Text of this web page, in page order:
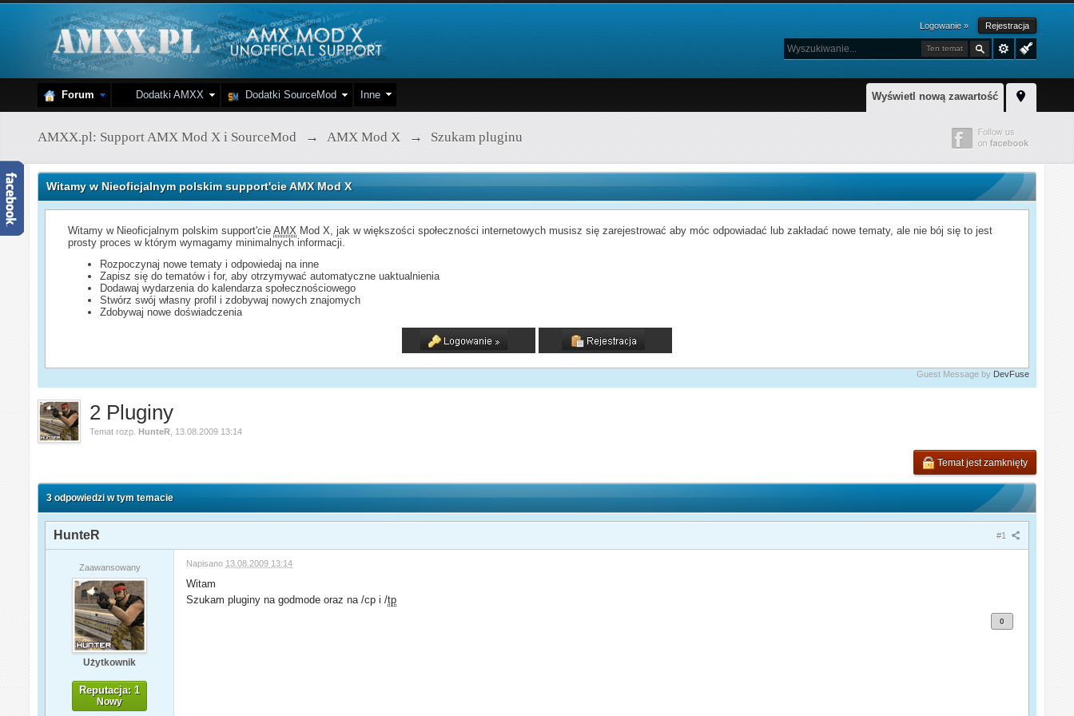
Logowanie » Rejestracja
Ten temat
Wyświetl nową zawartość
Forum Dodatki AMXX Dodatki SourceMod Inne
AMXX.pl: Support AMX Mod X i SourceMod → AMX Mod X → Szukam pluginu
Witamy w Nieoficjalnym polskim support'cie AMX Mod X
Witamy w Nieoficjalnym polskim support'cieAMX Mod X, jak w większości społeczności internetowych musisz się zarejestrować aby móc odpowiadać lub zakładać nowe tematy, ale nie bój się to jest
prosty proces w którym wymagamy minimalnych informacji.
Rozpoczynaj nowe tematy i odpowiedaj na inne
Zapisz się do tematów i for, aby otrzymywać automatyczne uaktualnienia
Dodawaj wydarzenia do kalendarza społecznościowego
Stwórz swój własny profil i zdobywaj nowych znajomych
Zdobywaj nowe doświadczenia
Guest Message by DevFuse
2 Pluginy
Temat rozp.HunteR 13.08.2009 13:14
Temat jest zamknięty
3 odpowiedzi w tym temacie
#1
HunteR
Zaawansowany
Użytkownik
Reputacja: 1
Nowy
Napisano 13.08.2009 13:14
Witam
Szukam pluginy na godmode oraz na /cp i /tp
0